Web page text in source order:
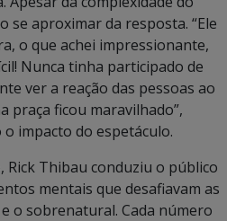
se aproximar da resposta. “Ele
o que achei impressionante,
Nunca tinha participado de
ver a reação das pessoas ao
praça ficou maravilhado”,
impacto do espetáculo.
Rick Thibau conduziu o público
mentais que desafiavam as
o sobrenatural. Cada número